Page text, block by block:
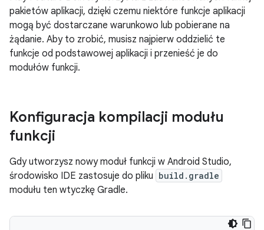
pakietów aplikacji, dzięki czemu niektóre funkcje aplikacji
mogą być dostarczane warunkowo lub pobierane na
żądanie. Aby to zrobić, musisz najpierw oddzielić te
funkcje od podstawowej aplikacji i przenieść je do
modułów funkcji.
Konfiguracja kompilacji modułu
funkcji
Gdy utworzysz nowy moduł funkcji w Android Studio,
środowisko IDE zastosuje do pliku build.gradle
modułu ten wtyczkę Gradle.